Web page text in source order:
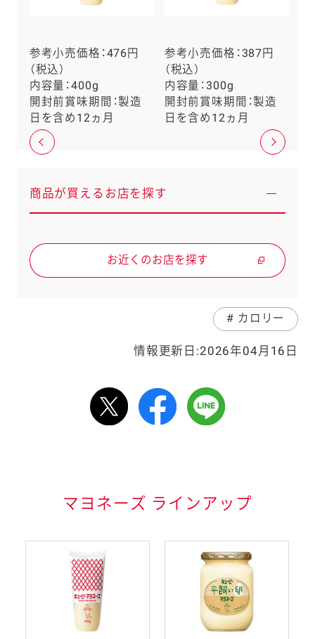
参考小売価格：476円
（税込）
内容量：400g
開封前賞味期間：製造
日を含め12ヵ月
参考小売価格：387円
（税込）
内容量：300g
開封前賞味期間：製造
日を含め12ヵ月
商品が買えるお店を探す
お近くのお店を探す
# カロリー
情報更新日:2026年04月16日
の特定原材料7品目と、
特定原材料に準ずるも
うち、アーモンドを除
しています。（2019年
マヨネーズ ラインアップ